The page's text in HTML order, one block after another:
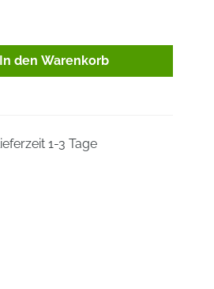
Anzahl: Gib den
In den Warenkorb
1-3 Tage